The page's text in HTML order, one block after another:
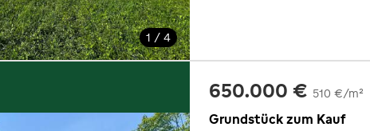
1 / 4
650.000 € 510 €/m²
Grundstück zum Kauf